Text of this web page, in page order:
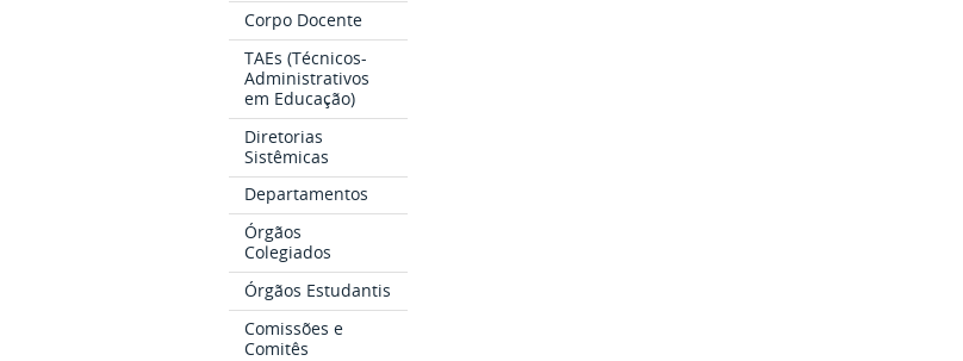
Corpo Docente
TAEs (Técnicos-
Administrativos
em Educação)
Diretorias
Sistêmicas
Departamentos
Órgãos
Colegiados
Órgãos Estudantis
Comissões e
Comitês